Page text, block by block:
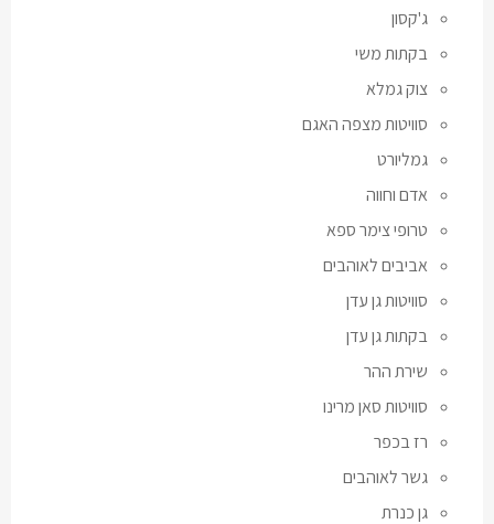
ג'קסון
בקתות משי
צוק גמלא
סוויטות מצפה האגם
גמליורט
אדם וחווה
טרופי צימר ספא
אביבים לאוהבים
סוויטות גן עדן
בקתות גן עדן
שירת ההר
סוויטות סאן מרינו
רז בכפר
גשר לאוהבים
גן כנרת